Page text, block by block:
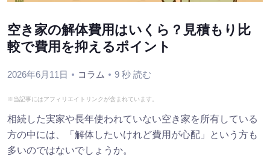
空き家の解体費用はいくら？見積もり比
較で費用を抑えるポイント
2026年6月11日 コラム 9 秒 読む
※当記事にはアフィリエイトリンクが含まれています。
相続した実家や長年使われていない空き家を所有している
方の中には、「解体したいけれど費用が心配」という方も
多いのではないでしょうか。